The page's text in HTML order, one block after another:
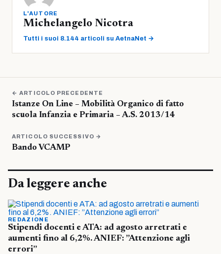
L'AUTORE
Michelangelo Nicotra
Tutti i suoi 8.144 articoli su AetnaNet →
← ARTICOLO PRECEDENTE
Istanze On Line – Mobilità Organico di fatto
scuola Infanzia e Primaria – A.S. 2013/14
ARTICOLO SUCCESSIVO →
Bando VCAMP
Da leggere anche
REDAZIONE
Stipendi docenti e ATA: ad agosto arretrati e
aumenti fino al 6,2%. ANIEF: ”Attenzione agli
errori”